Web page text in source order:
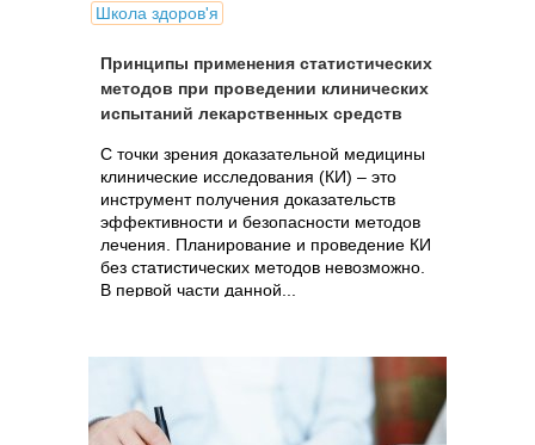
Школа здоров'я
Принципы применения статистических
методов при проведении клинических
испытаний лекарственных средств
С точки зрения доказательной медицины
клинические исследования (КИ) – это
инструмент получения доказательств
эффективности и безопасности методов
лечения. Планирование и проведение КИ
без статистических методов невозможно.
В первой части данной...